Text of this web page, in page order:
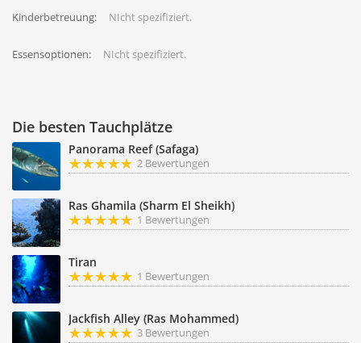
Kinderbetreuung: NIcht spezifiziert.
Essensoptionen: NIcht spezifiziert.
Die besten Tauchplätze
Panorama Reef (Safaga)
2 Bewertungen
Ras Ghamila (Sharm El Sheikh)
1 Bewertungen
Tiran
1 Bewertungen
Jackfish Alley (Ras Mohammed)
3 Bewertungen